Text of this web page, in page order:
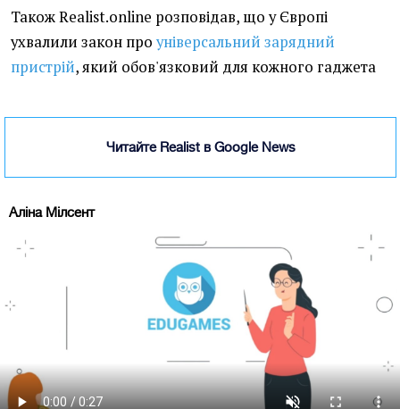
Також Realist.online розповідав, що у Європі
ухвалили закон про універсальний зарядний
пристрій, який обов'язковий для кожного гаджета
Читайте Realist в Google News
Аліна Мілсент